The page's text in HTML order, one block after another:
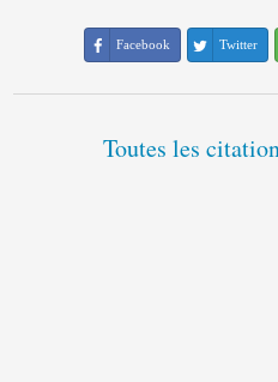
Facebook Twitter
Toutes les